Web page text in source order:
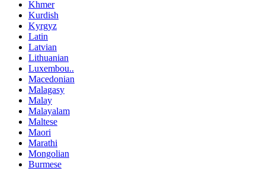
Khmer
Kurdish
Kyrgyz
Latin
Latvian
Lithuanian
Luxembou..
Macedonian
Malagasy
Malay
Malayalam
Maltese
Maori
Marathi
Mongolian
Burmese